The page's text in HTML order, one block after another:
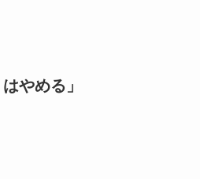
やめる」